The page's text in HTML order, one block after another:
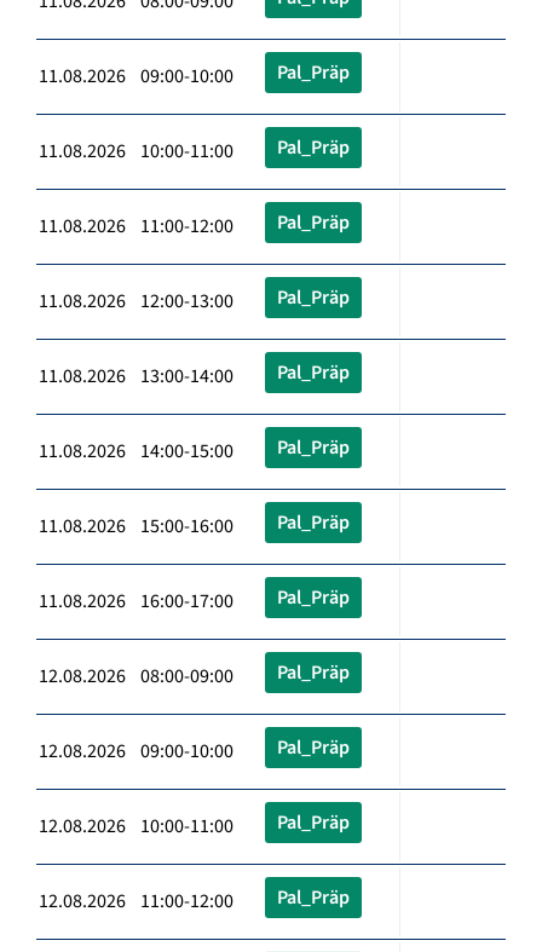
11.08.2026 09:00-10:00 Pal_Präp
11.08.2026 10:00-11:00 Pal_Präp
11.08.2026 11:00-12:00 Pal_Präp
11.08.2026 12:00-13:00 Pal_Präp
11.08.2026 13:00-14:00 Pal_Präp
11.08.2026 14:00-15:00 Pal_Präp
11.08.2026 15:00-16:00 Pal_Präp
11.08.2026 16:00-17:00 Pal_Präp
12.08.2026 08:00-09:00 Pal_Präp
12.08.2026 09:00-10:00 Pal_Präp
12.08.2026 10:00-11:00 Pal_Präp
12.08.2026 11:00-12:00 Pal_Präp